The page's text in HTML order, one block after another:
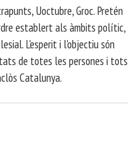
Uoctubre, Groc. Pretén
establert als àmbits polític,
L'esperit i l'objectiu són
de totes les persones i tots
Catalunya.